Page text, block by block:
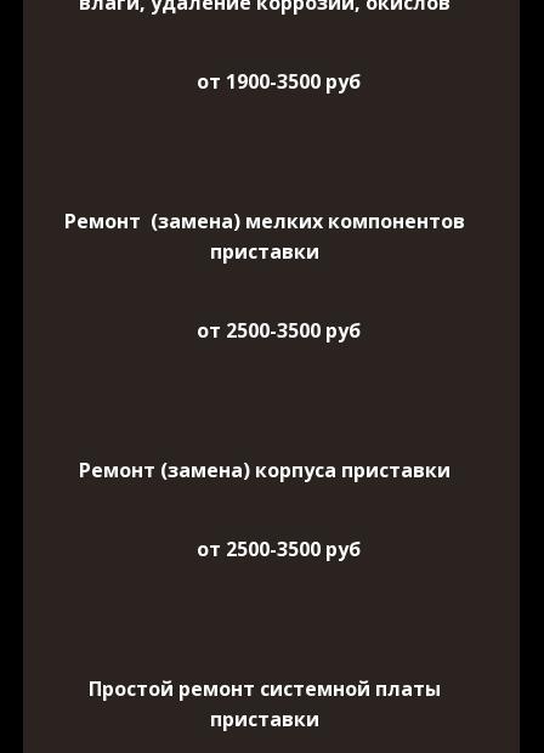
от 1900-3500 руб
Ремонт (замена) мелких компонентов
приставки
от 2500-3500 руб
Ремонт (замена) корпуса приставки
от 2500-3500 руб
Простой ремонт системной платы
приставки